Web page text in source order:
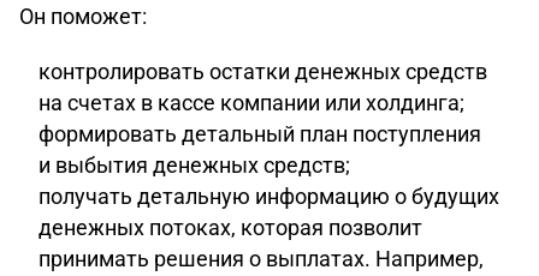
Он поможет:
контролировать остатки денежных средств
на счетах в кассе компании или холдинга;
формировать детальный план поступления
и выбытия денежных средств;
получать детальную информацию о будущих
денежных потоках, которая позволит
принимать решения о выплатах. Например,